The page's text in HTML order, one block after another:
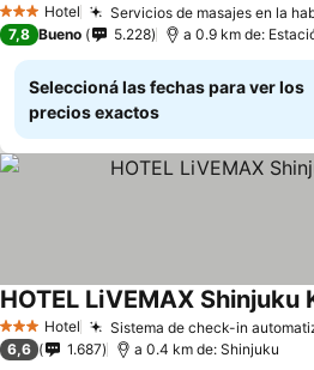
3 Estrellas
Hotel Servicios de masajes en la
7,8 Bueno 5.228 a 0.9 km de:
Seleccioná las fechas para ver los
precios exactos
3 Estrellas
Hotel Sistema de check-in
HOTEL LiVEMAX Shinjuku
6,6 1.687 a 0.4 km de: Shinjuku